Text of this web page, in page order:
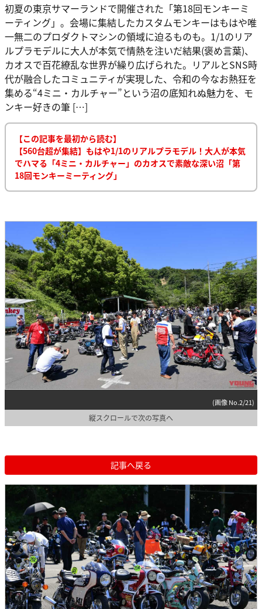
初夏の東京サマーランドで開催された「第18回モンキーミ
ーティング」。会場に集結したカスタムモンキーはもはや唯
一無二のプロダクトマシンの領域に迫るものも。1/1のリア
ルプラモデルに大人が本気で情熱を注いだ結果(褒め言葉)、
カオスで百花繚乱な世界が繰り広げられた。リアルとSNS時
代が融合したコミュニティが実現した、令和の今なお熱狂を
集める“4ミニ・カルチャー”という沼の底知れぬ魅力を、モ
ンキー好きの筆 […]
【この記事を最初から読む】
【560台超が集結】もはや1/1のリアルプラモデル！大人が本気
でハマる「4ミニ・カルチャー」のカオスで素敵な深い沼「第
18回モンキーミーティング」
(画像 No.2/21)
縦スクロールで次の写真へ
記事へ戻る